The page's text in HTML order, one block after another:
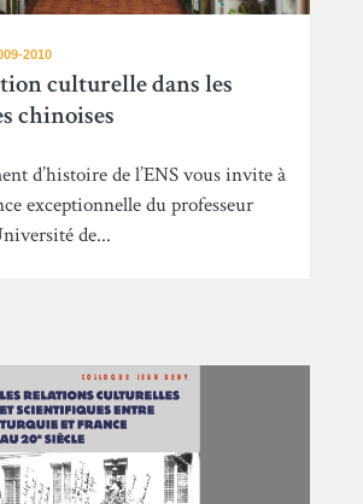
2010
culturelle dans les
chinoises
d’histoire de l’ENS vous invite à
exceptionnelle du professeur
de...